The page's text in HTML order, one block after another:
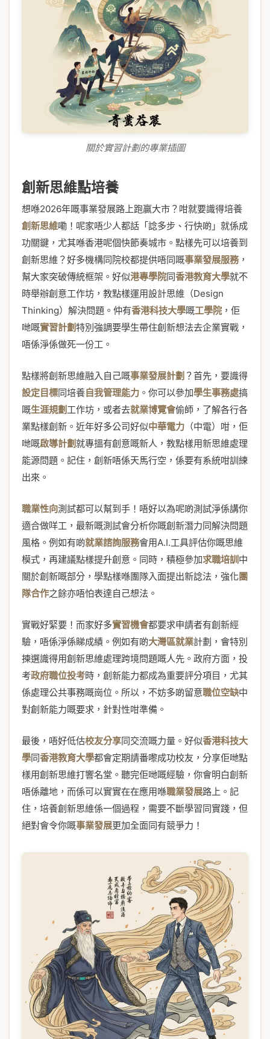
關於實習計劃的專業插圖
創新思維點培養
想喺2026年嘅事業發展路上跑贏大市？咁就要識得培養
創新思維嘞！呢家唔少人都話「諗多步、行快啲」就係成
功關鍵，尤其喺香港呢個快節奏城市。點樣先可以培養到
創新思維？好多機構同院校都提供唔同嘅事業發展服務，
幫大家突破傳統框架。好似港專學院同香港教育大學就不
時舉辦創意工作坊，教點樣運用設計思維（Design
Thinking）解決問題。仲有香港科技大學嘅工學院，佢
哋嘅實習計劃特別強調要學生帶住創新想法去企業實戰，
唔係淨係做死一份工。
點樣將創新思維融入自己嘅事業發展計劃 ？首先，要識得
設定目標同培養自我管理能力 。你可以參加學生事務處搞
嘅生涯規劃 工作坊，或者去就業博覽會偷師，了解各行各
業點樣創新。近年好多公司好似中華電力 （中電）咁，佢
哋嘅啟導計劃就專搵有創意嘅新人，教點樣用新思維處理
能源問題。記住，創新唔係天馬行空，係要有系統咁訓練
出來。
職業性向測試都可以幫到手！唔好以為呢啲測試淨係講你
適合做咩工，最新嘅測試會分析你嘅創新潛力同解決問題
風格。例如有啲就業諮詢服務會用A.I.工具評估你嘅思維
模式，再建議點樣提升創意。同時，積極參加求職培訓 中
關於創新嘅部分，學點樣喺團隊入面提出新諗法，強化團
隊合作之餘亦唔怕表達自己想法。
實戰好緊要！而家好多實習機會都要求申請者有創新經
驗，唔係淨係睇成績。例如有啲大灣區就業計劃，會特別
揀選識得用創新思維處理跨境問題嘅人先。政府方面，投
考政府職位投考時，創新能力都成為重要評分項目，尤其
係處理公共事務嘅崗位。所以，不妨多啲留意職位空缺中
對創新能力嘅要求，針對性咁準備。
最後，唔好低估校友分享同交流嘅力量。好似香港科技大
學同香港教育大學都會定期請番嚟成功校友，分享佢哋點
樣用創新思維打響名堂。聽完佢哋嘅經驗，你會明白創新
唔係離地，而係可以實實在在應用喺職業發展路上。記
住，培養創新思維係一個過程，需要不斷學習同實踐，但
絕對會令你嘅事業發展更加全面同有競爭力！